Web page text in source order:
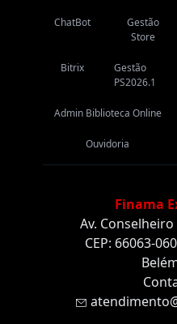
ChatBot
Gestão
Store
Bitrix
Gestão
PS2026.1
Admin Biblioteca Online
Ouvidoria
Finama
Av.
CEP: 66063-